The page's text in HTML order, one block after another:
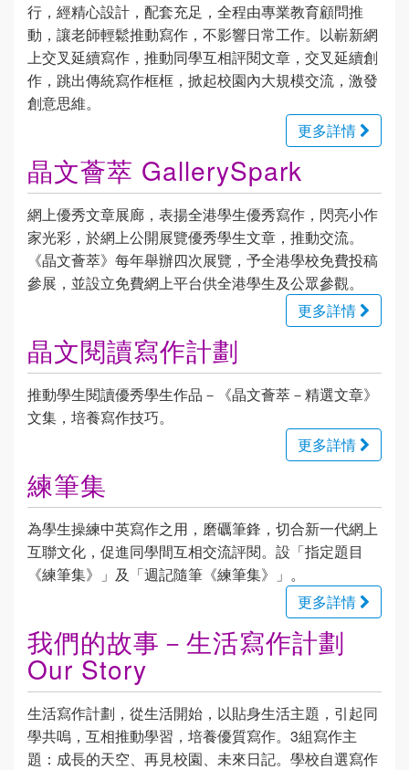
行，經精心設計，配套充足，全程由專業教育顧問推
動，讓老師輕鬆推動寫作，不影響日常工作。以嶄新網
上交叉延續寫作，推動同學互相評閱文章，交叉延續創
作，跳出傳統寫作框框，掀起校園內大規模交流，激發
創意思維。
更多詳情
晶文薈萃 GallerySpark
網上優秀文章展廊，表揚全港學生優秀寫作，閃亮小作
家光彩，於網上公開展覽優秀學生文章，推動交流。
《晶文薈萃》每年舉辦四次展覽，予全港學校免費投稿
參展，並設立免費網上平台供全港學生及公眾參觀。
更多詳情
晶文閱讀寫作計劃
推動學生閱讀優秀學生作品－《晶文薈萃－精選文章》
文集，培養寫作技巧。
更多詳情
練筆集
為學生操練中英寫作之用，磨礪筆鋒，切合新一代網上
互聯文化，促進同學間互相交流評閱。設「指定題目
《練筆集》」及「週記隨筆《練筆集》」。
更多詳情
我們的故事－生活寫作計劃
Our Story
生活寫作計劃，從生活開始，以貼身生活主題，引起同
學共嗚，互相推動學習，培養優質寫作。3組寫作主
題：成長的天空、再見校園、未來日記。學校自選寫作